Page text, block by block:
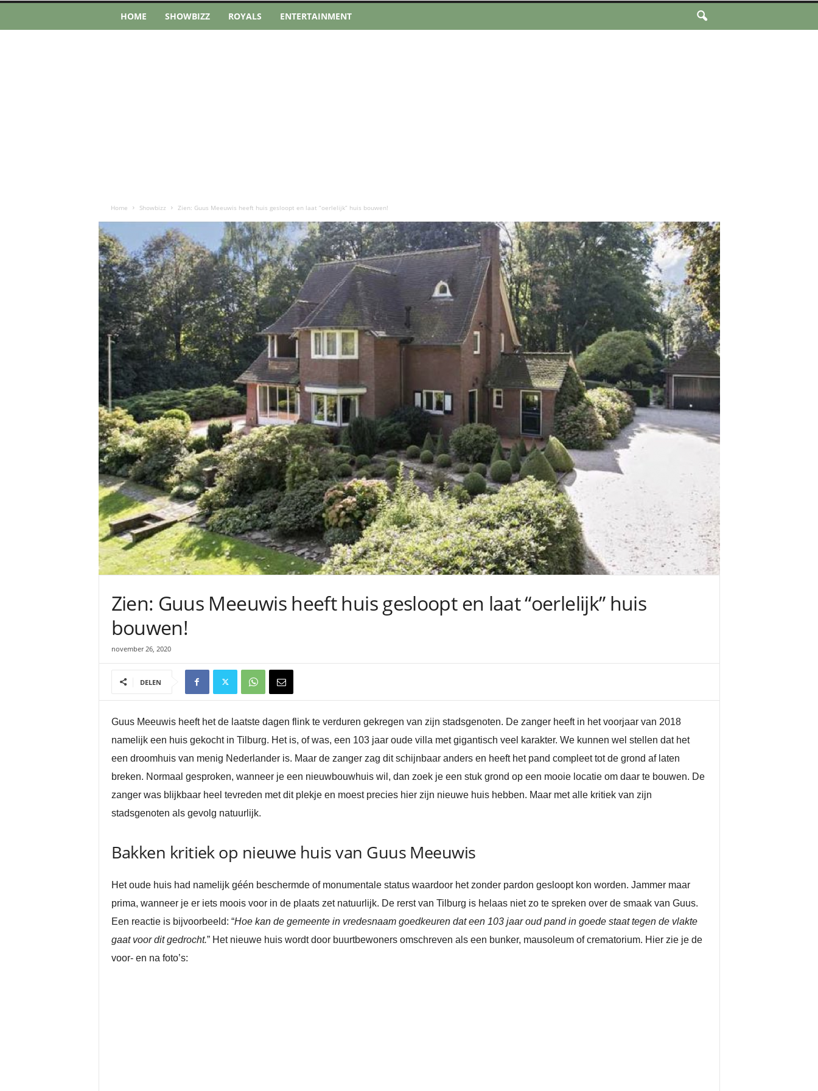
HOME SHOWBIZZ ROYALS ENTERTAINMENT
Home Showbizz Zien: Guus Meeuwis heeft huis gesloopt en laat “oerlelijk” huis bouwen!
Zien: Guus Meeuwis heeft huis gesloopt en laat “oerlelijk” huis
bouwen!
november 26, 2020
DELEN
Guus Meeuwis heeft het de laatste dagen flink te verduren gekregen van zijn stadsgenoten. De zanger heeft in het voorjaar van 2018
namelijk een huis gekocht in Tilburg. Het is, of was, een 103 jaar oude villa met gigantisch veel karakter. We kunnen wel stellen dat het
een droomhuis van menig Nederlander is. Maar de zanger zag dit schijnbaar anders en heeft het pand compleet tot de grond af laten
breken. Normaal gesproken, wanneer je een nieuwbouwhuis wil, dan zoek je een stuk grond op een mooie locatie om daar te bouwen. De
zanger was blijkbaar heel tevreden met dit plekje en moest precies hier zijn nieuwe huis hebben. Maar met alle kritiek van zijn
stadsgenoten als gevolg natuurlijk.
Bakken kritiek op nieuwe huis van Guus Meeuwis
Het oude huis had namelijk géén beschermde of monumentale status waardoor het zonder pardon gesloopt kon worden. Jammer maar
prima, wanneer je er iets moois voor in de plaats zet natuurlijk. De rerst van Tilburg is helaas niet zo te spreken over de smaak van Guus.
Een reactie is bijvoorbeeld: “Hoe kan de gemeente in vredesnaam goedkeuren dat een 103 jaar oud pand in goede staat tegen de vlakte
gaat voor dit gedrocht.” Het nieuwe huis wordt door buurtbewoners omschreven als een bunker, mausoleum of crematorium. Hier zie je de
voor- en na foto’s: